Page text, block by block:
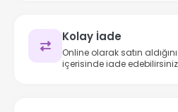
Kolay İade
Online olarak satın
içerisinde iade